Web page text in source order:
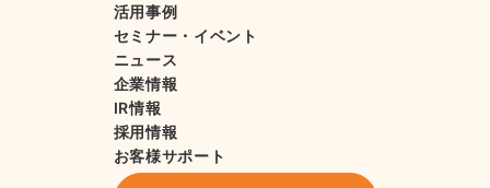
活用事例
セミナー・イベント
ニュース
企業情報
IR情報
採用情報
お客様サポート